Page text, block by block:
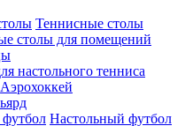
Теннисные столы
столы для помещений
настольного тенниса
Аэрохоккей
Настольный футбол